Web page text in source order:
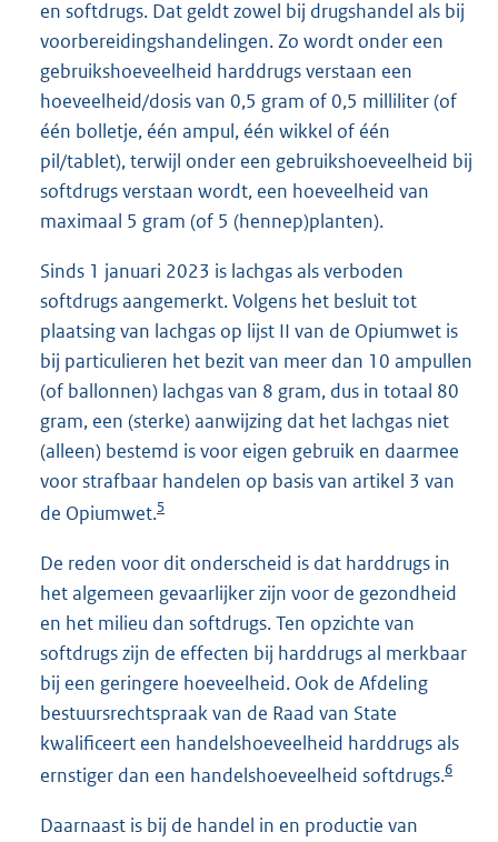
en softdrugs. Dat geldt zowel bij drugshandel als bij
voorbereidingshandelingen. Zo wordt onder een
gebruikshoeveelheid harddrugs verstaan een
hoeveelheid/dosis van 0,5 gram of 0,5 milliliter (of
één bolletje, één ampul, één wikkel of één
pil/tablet), terwijl onder een gebruikshoeveelheid bij
softdrugs verstaan wordt, een hoeveelheid van
maximaal 5 gram (of 5 (hennep)planten).
Sinds 1 januari 2023 is lachgas als verboden
softdrugs aangemerkt. Volgens het besluit tot
plaatsing van lachgas op lijst II van de Opiumwet is
bij particulieren het bezit van meer dan 10 ampullen
(of ballonnen) lachgas van 8 gram, dus in totaal 80
gram, een (sterke) aanwijzing dat het lachgas niet
(alleen) bestemd is voor eigen gebruik en daarmee
voor strafbaar handelen op basis van artikel 3 van
de Opiumwet.5
De reden voor dit onderscheid is dat harddrugs in
het algemeen gevaarlijker zijn voor de gezondheid
en het milieu dan softdrugs. Ten opzichte van
softdrugs zijn de effecten bij harddrugs al merkbaar
bij een geringere hoeveelheid. Ook de Afdeling
bestuursrechtspraak van de Raad van State
kwalificeert een handelshoeveelheid harddrugs als
ernstiger dan een handelshoeveelheid softdrugs.6
Daarnaast is bij de handel in en productie van